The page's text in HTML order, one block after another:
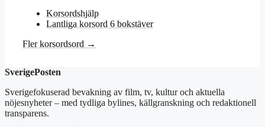
Korsordshjälp
Lantliga korsord 6 bokstäver
Fler korsordsord →
SverigePosten
Sverigefokuserad bevakning av film, tv, kultur och aktuella
nöjesnyheter – med tydliga bylines, källgranskning och redaktionell
transparens.